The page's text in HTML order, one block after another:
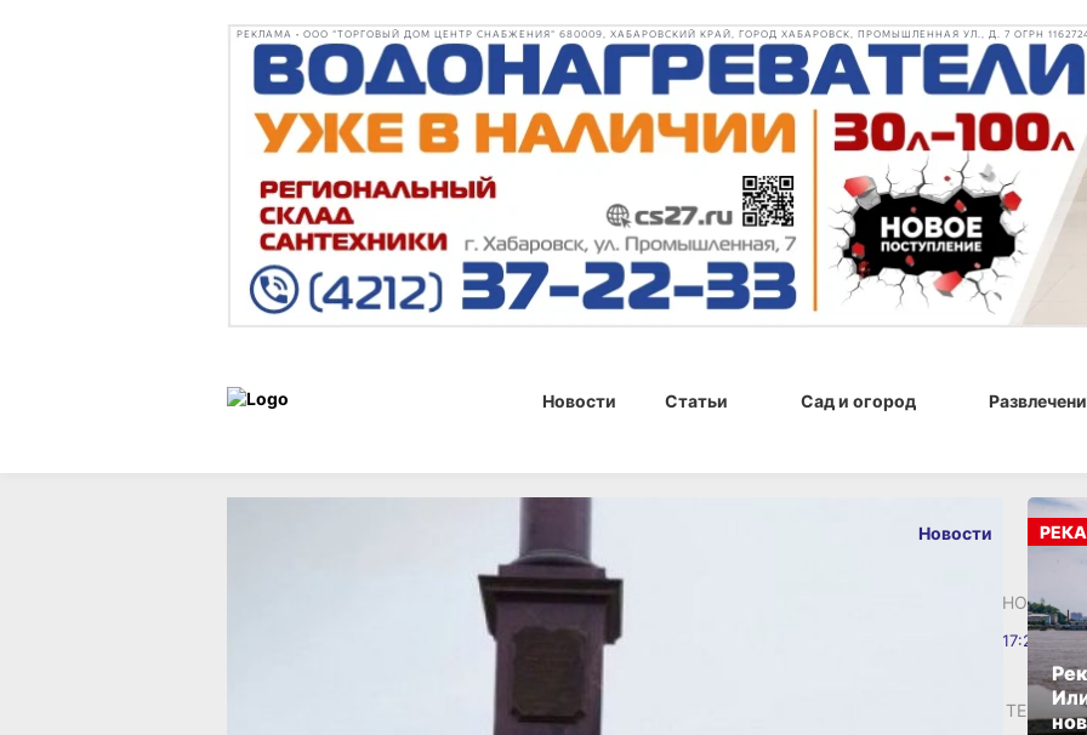
РЕКЛАМА • ООО "ТОРГОВЫЙ ДОМ ЦЕНТР СНАБЖЕНИЯ" 680009, ХАБАРОВСКИЙ КРАЙ, ГОРОД ХАБАРОВСК, ПРОМЫШЛЕННАЯ УЛ., Д. 7 ОГРН
Новости Статьи Сад и огород
В Хабаровском крае
подвели итоги
военно‑патриотических
Новости
ОПУБЛИКОВАНО
30 июня 2026 г., 17:20
ТЕГИ